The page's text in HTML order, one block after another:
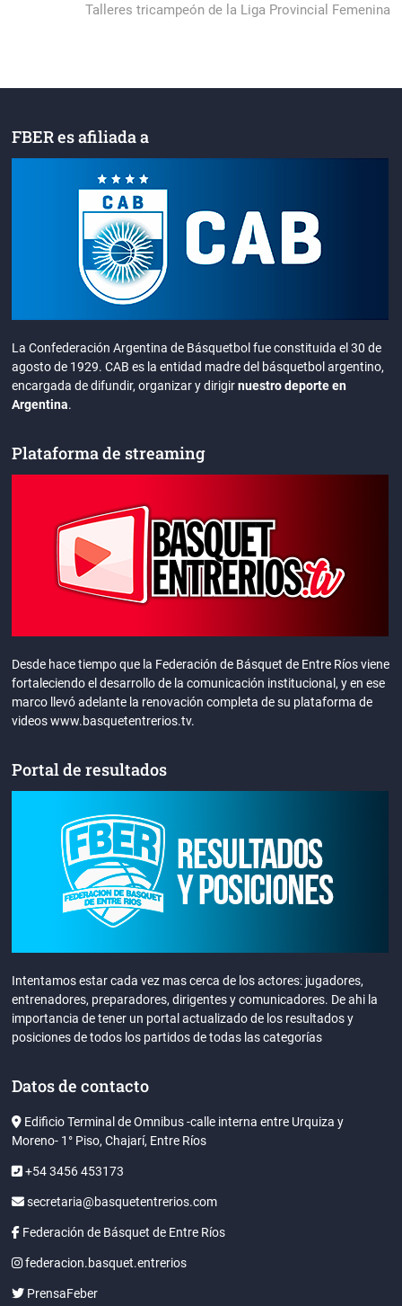
post:
Talleres tricampeón de la Liga Provincial Femenina
FBER es afiliada a
La Confederación Argentina de Básquetbol fue constituida el 30 de
agosto de 1929. CAB es la entidad madre del básquetbol argentino,
encargada de difundir, organizar y dirigirnuestro deporte en
Argentina.
Plataforma de streaming
Desde hace tiempo que la Federación de Básquet de Entre Ríos viene
fortaleciendo el desarrollo de la comunicación institucional, y en ese
marco llevó adelante la renovación completa de su plataforma de
videos www.basquetentrerios.tv.
Portal de resultados
Intentamos estar cada vez mas cerca de los actores: jugadores,
entrenadores, preparadores, dirigentes y comunicadores. De ahi la
importancia de tener un portal actualizado de los resultados y
posiciones de todos los partidos de todas las categorías
Datos de contacto
Edificio Terminal de Omnibus -calle interna entre Urquiza y
Moreno- 1° Piso, Chajarí, Entre Ríos
+54 3456 453173
secretaria@basquetentrerios.com
Federación de Básquet de Entre Ríos
federacion.basquet.entrerios
PrensaFeber